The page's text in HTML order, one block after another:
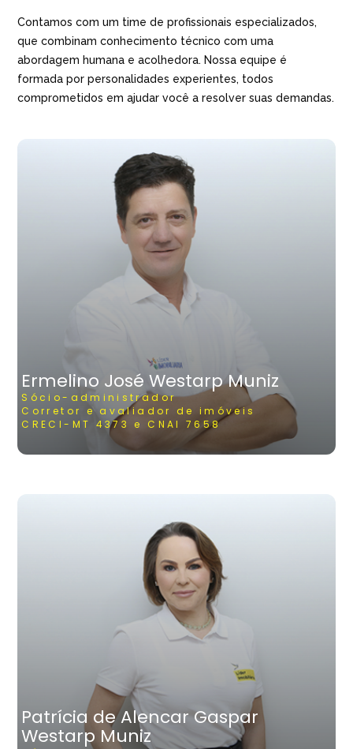
Contamos com um time de profissionais especializados,
que combinam conhecimento técnico com uma
abordagem humana e acolhedora. Nossa equipe é
formada por personalidades experientes, todos
comprometidos em ajudar você a resolver suas demandas.
Ermelino José Westarp Muniz
Sócio-administrador
Corretor e avaliador de imóveis
CRECI-MT 4373 e CNAI 7658
Patrícia de Alencar Gaspar
Westarp Muniz